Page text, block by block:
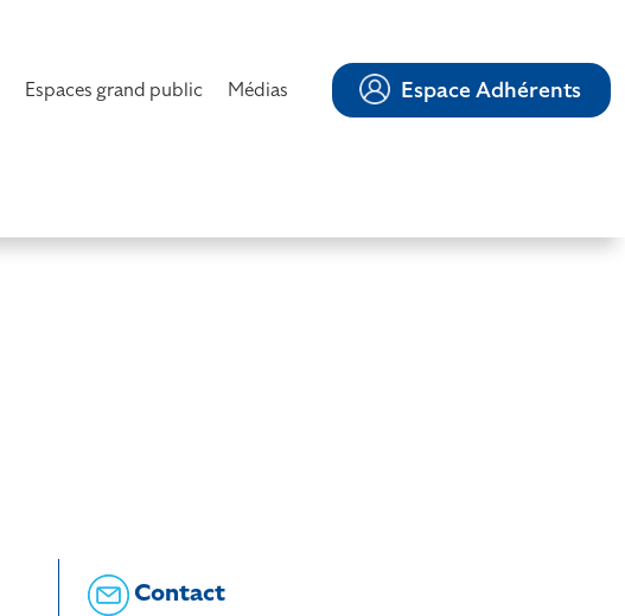
Espaces grand public Médias Espace Adhérents
Contact